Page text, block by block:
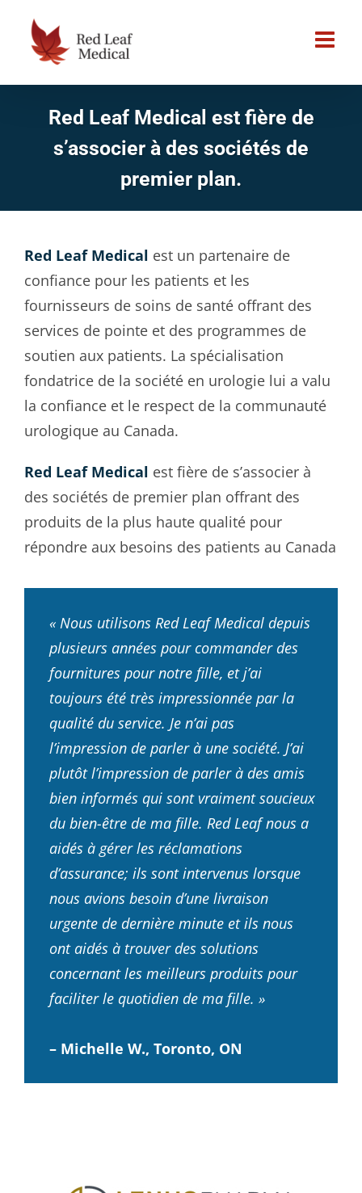
content
Red Leaf Medical est fière de
s’associer à des sociétés de
premier plan.
Red Leaf Medical est un partenaire de
confiance pour les patients et les
fournisseurs de soins de santé offrant des
services de pointe et des programmes de
soutien aux patients. La spécialisation
fondatrice de la société en urologie lui a valu
la confiance et le respect de la communauté
urologique au Canada.
Red Leaf Medical est fière de s’associer à
des sociétés de premier plan offrant des
produits de la plus haute qualité pour
répondre aux besoins des patients au Canada
« Nous utilisons Red Leaf Medical depuis
plusieurs années pour commander des
fournitures pour notre fille, et j’ai
toujours été très impressionnée par la
qualité du service. Je n’ai pas
l’impression de parler à une société. J’ai
plutôt l’impression de parler à des amis
bien informés qui sont vraiment soucieux
du bien-être de ma fille. Red Leaf nous a
aidés à gérer les réclamations
d’assurance; ils sont intervenus lorsque
nous avions besoin d’une livraison
urgente de dernière minute et ils nous
ont aidés à trouver des solutions
concernant les meilleurs produits pour
faciliter le quotidien de ma fille. »
– Michelle W., Toronto, ON